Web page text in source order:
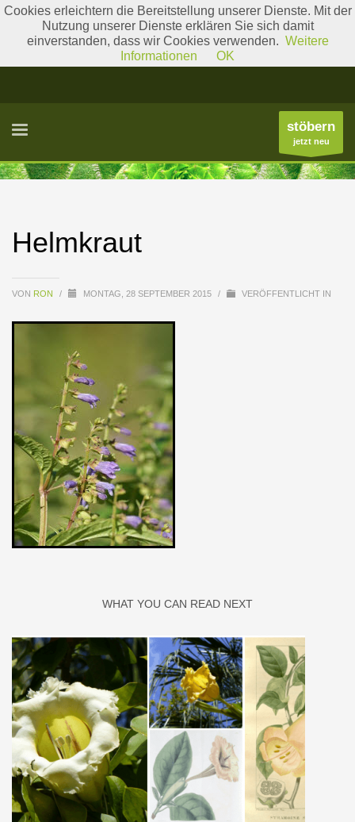
Literatur Gattungslisten
stöbern
jetzt neu
Helmkraut
VON RON / MONTAG, 28 SEPTEMBER 2015 / VERÖFFENTLICHT IN
WHAT YOU CAN READ NEXT
Cookies erleichtern die Bereitstellung unserer Dienste. Mit der
Nutzung unserer Dienste erklären Sie sich damit
einverstanden, dass wir Cookies verwenden. Weitere
Informationen
OK